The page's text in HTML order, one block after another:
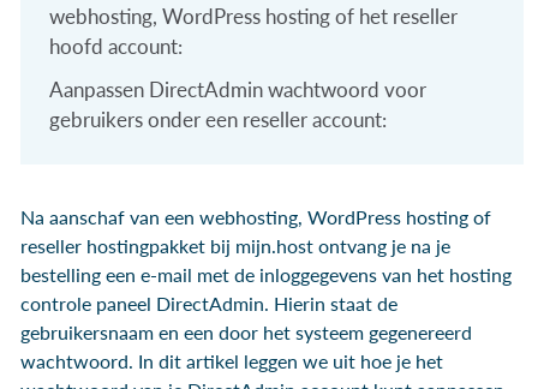
webhosting, WordPress hosting of het reseller
hoofd account:
Aanpassen DirectAdmin wachtwoord voor
gebruikers onder een reseller account:
Na aanschaf van een webhosting, WordPress hosting of
reseller hostingpakket bij mijn.host ontvang je na je
bestelling een e-mail met de inloggegevens van het hosting
controle paneel DirectAdmin. Hierin staat de
gebruikersnaam en een door het systeem gegenereerd
wachtwoord. In dit artikel leggen we uit hoe je het